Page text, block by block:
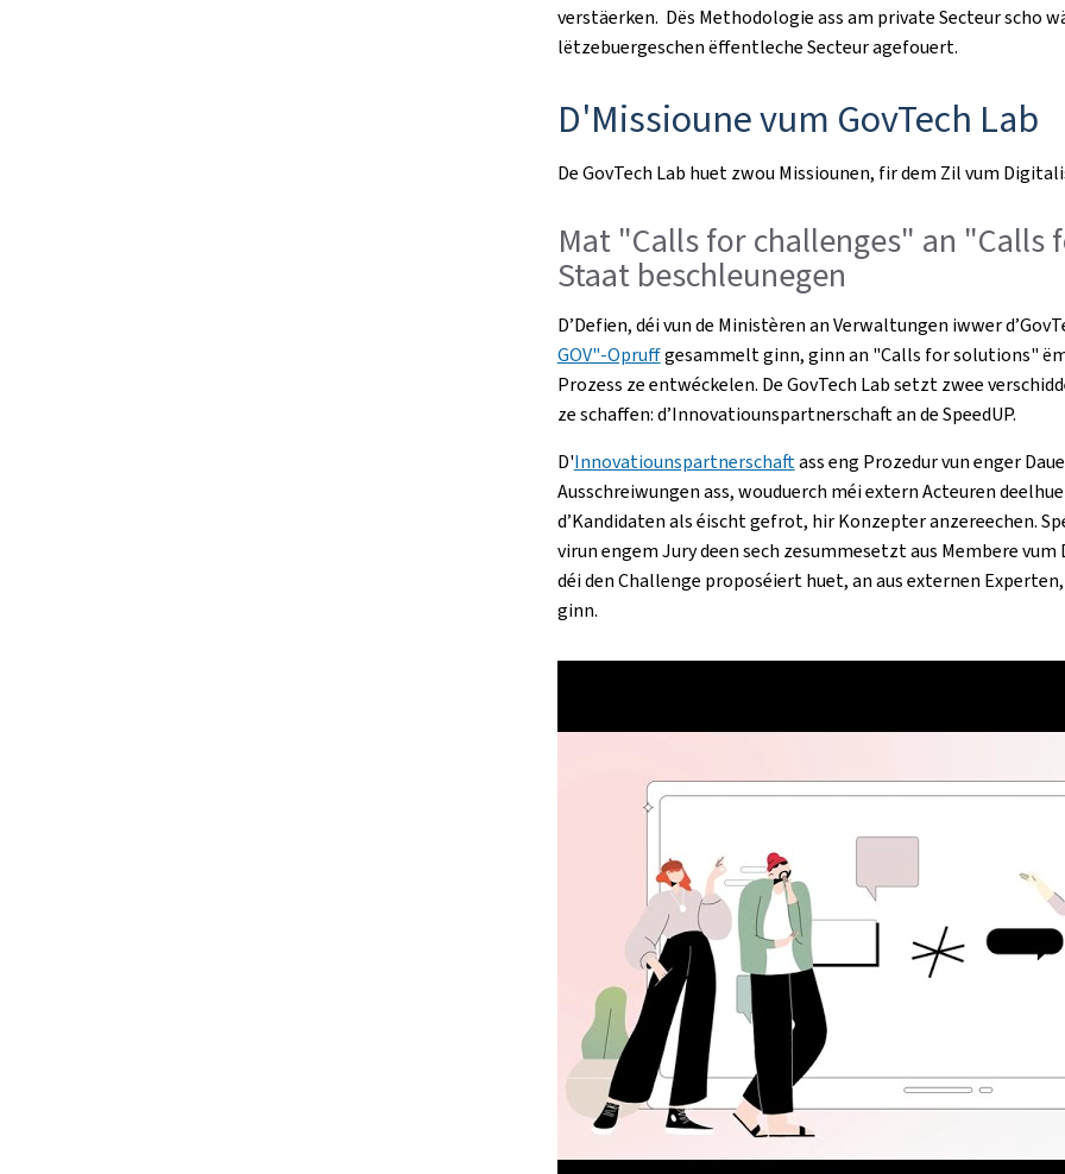
verstäerken. Dës Methodologie ass am private Secteur scho
lëtzebuergeschen ëffentleche Secteur agefouert.
D'Missioune vum GovTech Lab
De GovTech Lab huet zwou Missiounen, fir dem Zil vum
Mat "Calls for challenges" an
Staat beschleunegen
D’Defien, déi vun de Ministèren an Verwaltungen iwwer
GOV"-Opruffgesammelt ginn, ginn an "Calls for solutions"
Prozess ze entwéckelen. De GovTech Lab setzt zwee
ze schaffen: d’Innovatiounspartnerschaft an de SpeedUP.
D'Innovatiounspartnerschaftass eng Prozedur vun enger
Ausschreiwungen ass, wouduerch méi extern Acteuren
d’Kandidaten als éischt gefrot, hir Konzepter anzereechen.
virun engem Jury deen sech zesummesetzt aus Membere
déi den Challenge proposéiert huet, an aus externen
ginn.